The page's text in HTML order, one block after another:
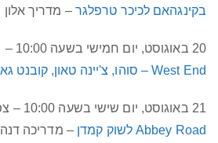
בקינגהאם לכיכר טרפלגר – מדריך אלון
20 באוגוסט, יום חמישי בשעה 10:00 – מרכז לונדון –
West End – סוהו, צ'יינה טאון, קובנט גארדן
21 באוגוסט, יום שישי בשעה 10:00 – צפון מערב לונדון
Abbey Road לשוק קמדן
– מדריכה דנה